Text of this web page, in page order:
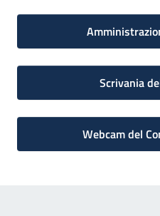
Scrivania
Webcam del